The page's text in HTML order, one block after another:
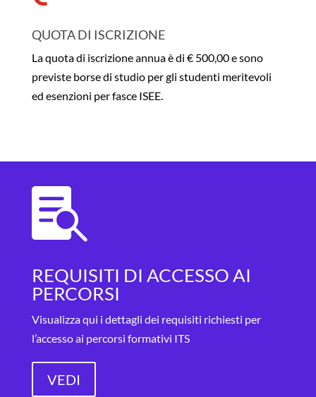
QUOTA DI ISCRIZIONE
La quota di iscrizione annua è di € 500,00 e sono
previste borse di studio per gli studenti meritevoli
ed esenzioni per fasce ISEE.

REQUISITI DI ACCESSO AI
PERCORSI
Visualizza qui i dettagli dei requisiti richiesti per
l’accesso ai percorsi formativi ITS
VEDI